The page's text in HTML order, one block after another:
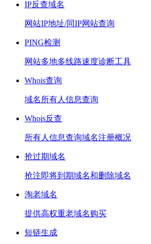
IP反查域名
网站IP地址/同IP网站查询
PING检测
网站多地多线路速度诊断工具
Whois查询
域名所有人信息查询
Whois反查
所有人信息查询域名注册概况
抢过期域名
抢注即将到期域名和删除域名
淘老域名
提供高权重老域名购买
短链生成